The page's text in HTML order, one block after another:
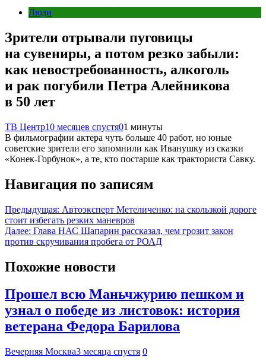
Люди
Зрители отрывали пуговицы
на сувениры, а потом резко забыли:
как невостребованность, алкоголь
и рак погубили Петра Алейникова
в 50 лет
ТВ Центр10 месяцев спустя01 минуты
В фильмографии актера чуть больше 40 работ, но юные
советские зрители его запомнили как Иванушку из сказки
«Конек-Горбунок», а те, кто постарше как тракториста Савку.
Навигация по записям
Предыдущая: Автоэксперт Метеличенко: на скользкой дороге
стоит избегать резких маневров
Далее: Глава НАС Шапарин рассказал, чем грозит закон
против скручивания пробега от РОАД
Похожие новости
Прошел всю Маньчжурию пешком и
узнал о победе из листовок: история
ветерана Федора Барилова
Вечерняя Москва3 месяца спустя 0